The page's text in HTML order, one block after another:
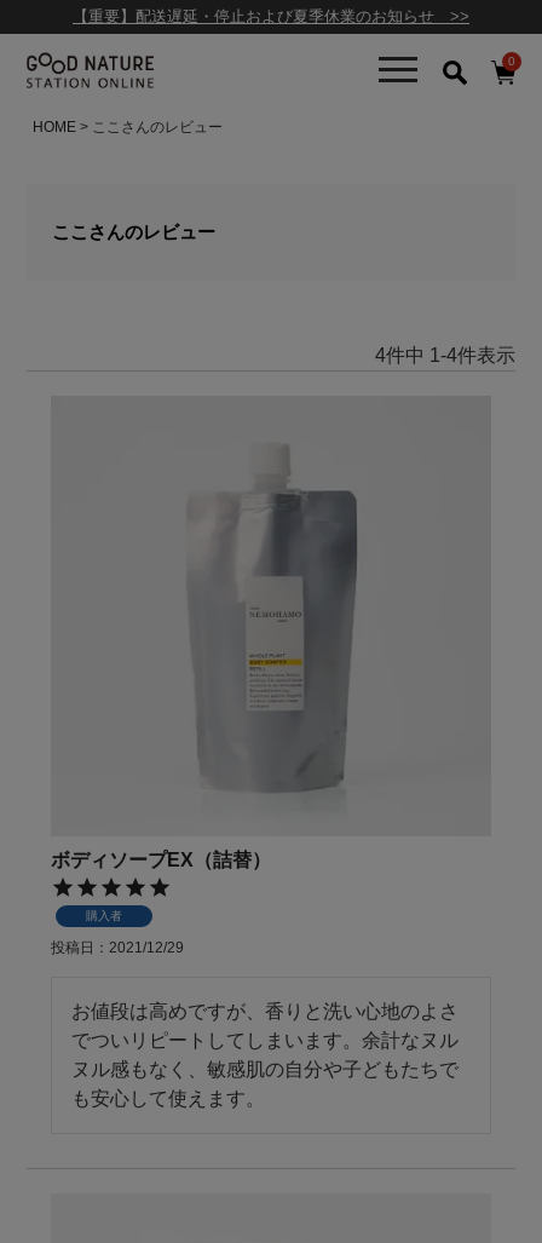
【重要】配送遅延・停止および夏季休業のお知らせ >>
0
HOME ここさんのレビュー
ここさんのレビュー
4件中 1 -4件表示
ボディソープEX（詰替）
購入者
投稿日 2021/12/29
お値段は高めですが、香りと洗い心地のよさ
でついリピートしてしまいます。余計なヌル
ヌル感もなく、敏感肌の自分や子どもたちで
も安心して使えます。